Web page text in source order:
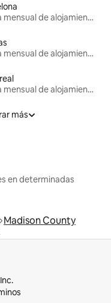
Renta mensual de alojamientos
Renta mensual de alojamientos
Renta mensual de alojamientos
más
en determinadas
Madison County